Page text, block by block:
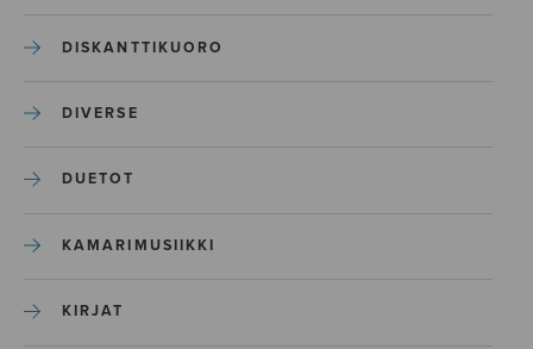
DISKANTTIKUORO
DIVERSE
DUETOT
KAMARIMUSIIKKI
KIRJAT